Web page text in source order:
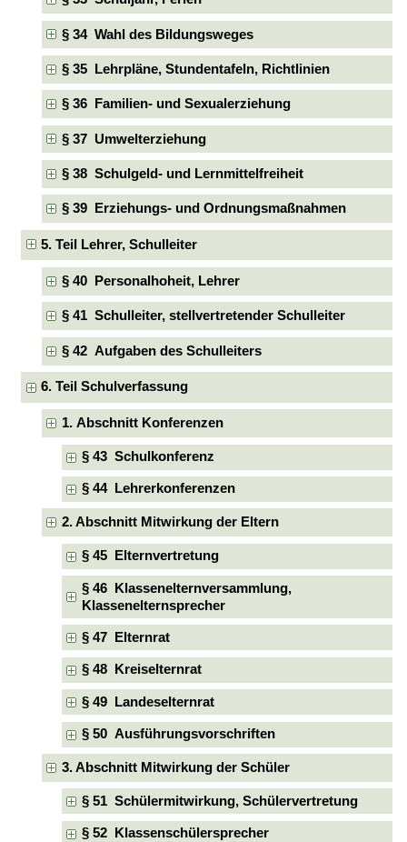
§ 34 Wahl des Bildungsweges
§ 35 Lehrpläne, Stundentafeln, Richtlinien
§ 36 Familien- und Sexualerziehung
§ 37 Umwelterziehung
§ 38 Schulgeld- und Lernmittelfreiheit
§ 39 Erziehungs- und Ordnungsmaßnahmen
5. Teil Lehrer, Schulleiter
§ 40 Personalhoheit, Lehrer
§ 41 Schulleiter, stellvertretender Schulleiter
§ 42 Aufgaben des Schulleiters
6. Teil Schulverfassung
1. Abschnitt Konferenzen
§ 43 Schulkonferenz
§ 44 Lehrerkonferenzen
2. Abschnitt Mitwirkung der Eltern
§ 45 Elternvertretung
§ 46 Klassenelternversammlung,
Klassenelternsprecher
§ 47 Elternrat
§ 48 Kreiselternrat
§ 49 Landeselternrat
§ 50 Ausführungsvorschriften
3. Abschnitt Mitwirkung der Schüler
§ 51 Schülermitwirkung, Schülervertretung
§ 52 Klassenschülersprecher